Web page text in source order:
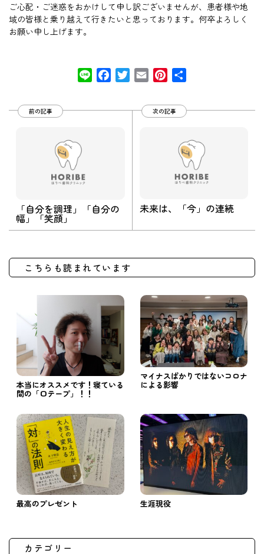
ご心配・ご迷惑をおかけして申し訳ございませんが、患者様や地
域の皆様と乗り越えて行きたいと思っております。何卒よろしく
お願い申し上げます。
Line FacebookTwitter
Email Pinterest
前の記事
「自分を調理」「自分の
幅」「笑顔」
次の記事
未来は、「今」の連続
こちらも読まれています
本当にオススメです！寝ている
間の「口テープ」！！
マイナスばかりではないコロナ
による影響
最高のプレゼント 生涯現役
カテゴリー